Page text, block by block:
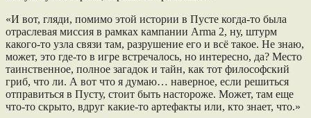
«И вот, гляди, помимо этой истории в Пусте когда-то была
отраслевая миссия в рамках кампании Arma 2, ну, штурм
какого-то узла связи там, разрушение его и всё такое. Не знаю,
может, это где-то в игре встречалось, но интересно, да? Место
таинственное, полное загадок и тайн, как тот философский
гриб, что ли. А вот что я думаю… наверное, если решиться
отправиться в Пусту, стоит быть настороже. Может, там еще
что-то скрыто, вдруг какие-то артефакты или, кто знает, что.»